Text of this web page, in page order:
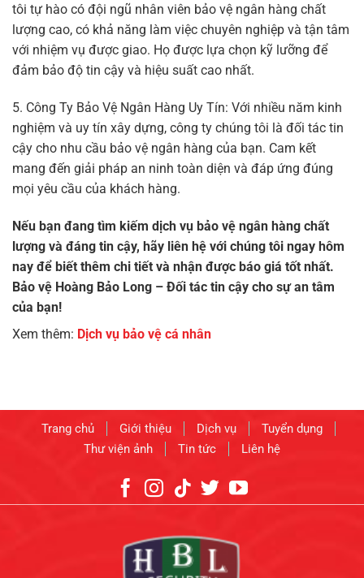
tôi tự hào có đội ngũ nhân viên bảo vệ ngân hàng chất
lượng cao, có khả năng làm việc chuyên nghiệp và tận tâm
với nhiệm vụ được giao. Họ được lựa chọn kỹ lưỡng để
đảm bảo độ tin cậy và hiệu suất cao nhất.
5. Công Ty Bảo Vệ Ngân Hàng Uy Tín: Với nhiều năm kinh
nghiệm và uy tín xây dựng, công ty chúng tôi là đối tác tin
cậy cho nhu cầu bảo vệ ngân hàng của bạn. Cam kết
mang đến giải pháp an ninh toàn diện và đáp ứng đúng
mọi yêu cầu của khách hàng.
Nếu bạn đang tìm kiếm dịch vụ bảo vệ ngân hàng chất
lượng và đáng tin cậy, hãy liên hệ với chúng tôi ngay hôm
nay để biết thêm chi tiết và nhận được báo giá tốt nhất.
Bảo vệ Hoàng Bảo Long – Đối tác tin cậy cho sự an tâm
của bạn!
Xem thêm: Dịch vụ bảo vệ cá nhân
Trang chủ Giới thiệu Dịch vụ
Tuyển dụng
Thư viện ảnh
Tin tức Liên hệ